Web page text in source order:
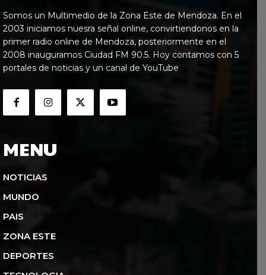
Somos un Multimedio de la Zona Este de Mendoza. En el
2003 iniciamos nuesra señal online, convirtiendonos en la
primer radio online de Mendoza, posteriormente en el
2008 inauguramos Ciudad FM 90.5. Hoy contamos con 5
portales de noticias y un canal de YouTube
MENU
NOTICIAS
MUNDO
PAIS
ZONA ESTE
DEPORTES